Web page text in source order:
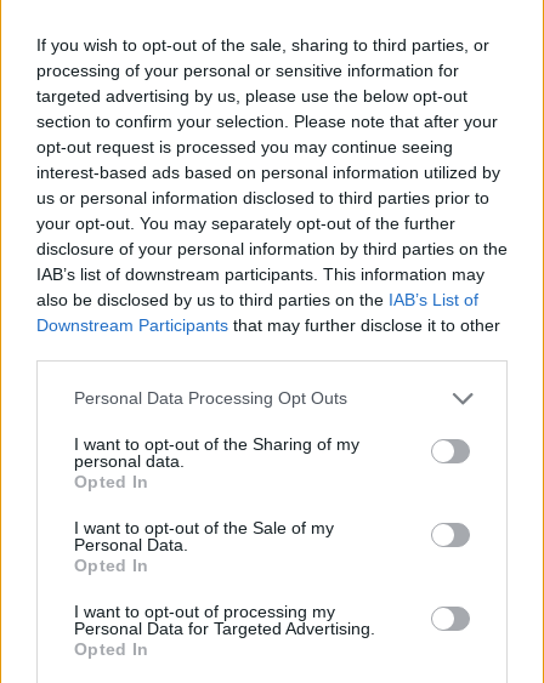
If you wish to opt-out of the sale, sharing to third parties, or
processing of your personal or sensitive information for
targeted advertising by us, please use the below opt-out
section to confirm your selection. Please note that after your
opt-out request is processed you may continue seeing
interest-based ads based on personal information utilized by
us or personal information disclosed to third parties prior to
your opt-out. You may separately opt-out of the further
disclosure of your personal information by third parties on the
IAB’s list of downstream participants. This information may
also be disclosed by us to third parties on the IAB’s List of
Downstream Participants that may further disclose it to other
Personal Data Processing Opt Outs
I want to opt-out of the Sharing of my
personal data.
Opted In
I want to opt-out of the Sale of my
Personal Data.
Opted In
I want to opt-out of processing my
Personal Data for Targeted Advertising.
Opted In
obstante, una cosa es la estadística, que dice que esto
ocurre así, y otra, la suerte particular de cada uno.
La agricultura dispone de 884 parados menos. Se debe a
que hay fincas que han necesitado mano de obra para
quitar la varetas de los olivos, fábricas que han contratado
a personal para iniciar los preparativos de la campaña
agrícola y agricultores que han buscado mano de obra
para hacer los ruedos que evitarán que se pierda la poca
cosecha que hay. El segmento de la construcción tiene
muy poco movimiento. La obra en Jaén está muy parada,
por lo que los albañiles se mudan de sectores para intentar
recolocarse. No obstante, sumó 16 parados más. Asimismo,
la industria se queda casi como está —suma un parado
una actividad remunerada se han incorporado al censo de
desempleados. Son estudiantes que han terminado sus
un puesto de trabajo. Ahora, a Jaén le toca pasar el
invierno sin el “milagro” laboral de su aceituna. Sin duda,